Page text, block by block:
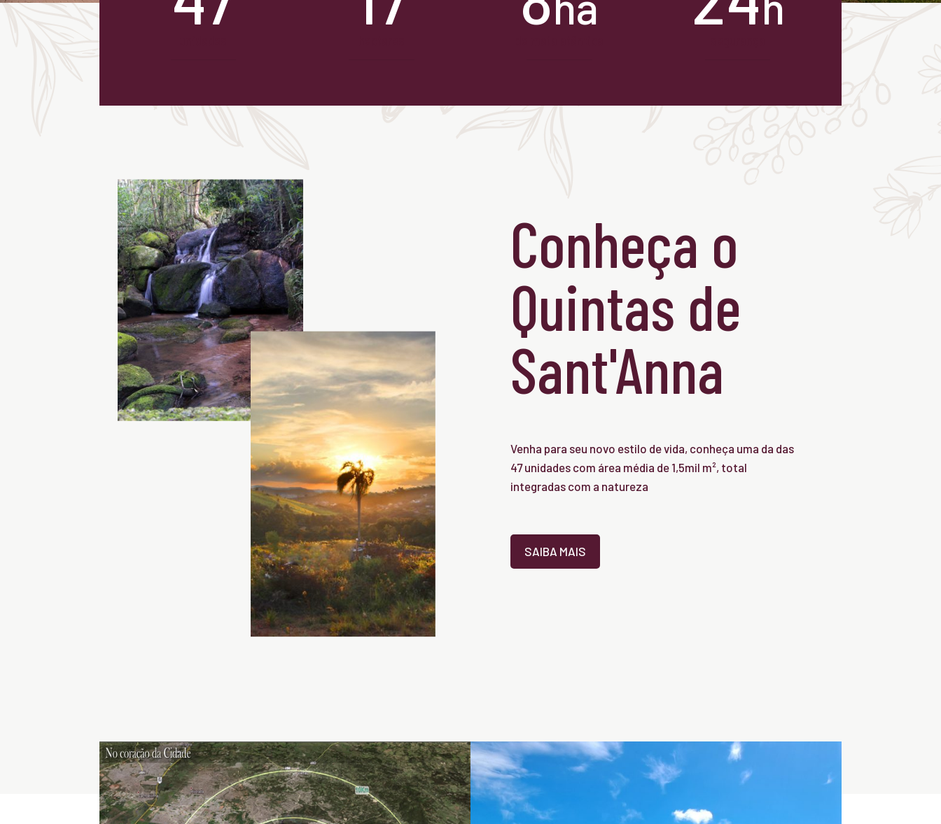
Conheça o
Quintas de
Sant'Anna
Venha para seu novo estilo de vida, conheça uma da das
47 unidades com área média de 1,5mil m², total
integradas com a natureza
SAIBA MAIS